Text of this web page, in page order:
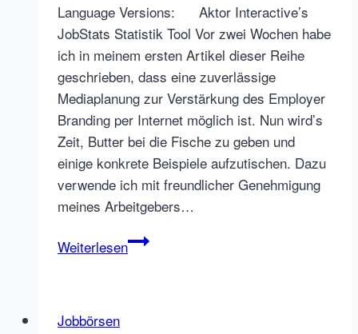
Language Versions: Aktor Interactive’s
JobStats Statistik Tool Vor zwei Wochen habe
ich in meinem ersten Artikel dieser Reihe
geschrieben, dass eine zuverlässige
Mediaplanung zur Verstärkung des Employer
Branding per Internet möglich ist. Nun wird’s
Zeit, Butter bei die Fische zu geben und
einige konkrete Beispiele aufzutischen. Dazu
verwende ich mit freundlicher Genehmigung
meines Arbeitgebers…
WeiterlesenEmployer
Jobbörsen